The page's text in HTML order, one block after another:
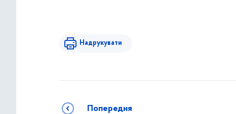
Надрукувати
Попередня